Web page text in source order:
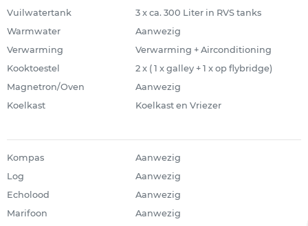
Vuilwatertank
3 x ca. 300 Liter in RVS tanks
Warmwater
Aanwezig
Verwarming
Verwarming + Airconditioning
Kooktoestel
2 x ( 1 x galley + 1 x op flybridge)
Magnetron/Oven
Aanwezig
Koelkast
Koelkast en Vriezer
Kompas
Aanwezig
Log
Aanwezig
Echolood
Aanwezig
Marifoon
Aanwezig